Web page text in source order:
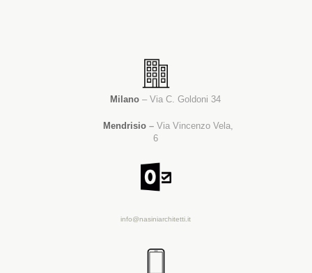
Milano– Via C. Goldoni 34
Mendrisio–Via Vincenzo Vela,
6
info@nasiniarchitetti.it